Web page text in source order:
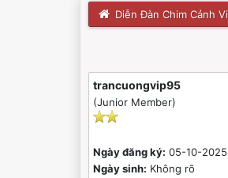
Diễn Đàn Chim Cảnh
trancuongvip95
(Junior Member)
Ngày đăng ký: 05-10-2025
Ngày sinh: Không rõ